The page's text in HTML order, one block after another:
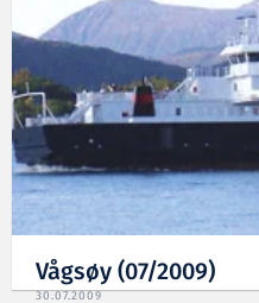
Vågsøy (07/2009)
30.07.2009